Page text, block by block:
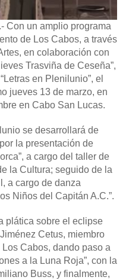
Con un amplio programa
de Los Cabos, a través
en colaboración con
Trasviña de Ceseña”,
en Plenilunio”, el
jueves 13 de marzo, en
en Cabo San Lucas.
se desarrollará de
la presentación de
a cargo del taller de
la Cultura; seguido de la
a cargo de danza
Niños del Capitán A.C.”.
plática sobre el eclipse
Cetus, miembro
Cabos, dando paso a
a la Luna Roja”, con la
Buss, y finalmente,